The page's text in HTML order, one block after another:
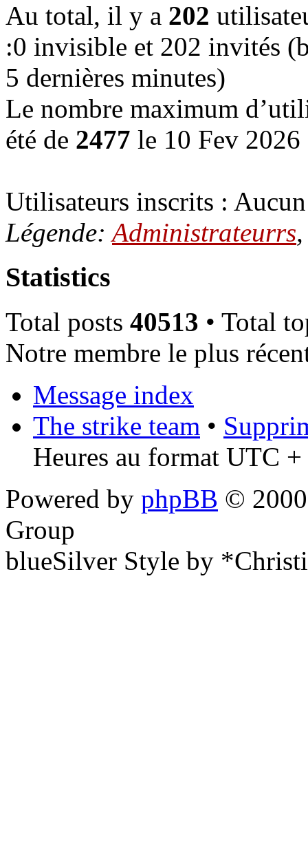
Au total, il y a 202
:0 invisible et 202 invités
5 dernières minutes)
Le nombre maximum
été de 2477 le 10 Fev
Utilisateurs inscrits :
Légende:Administrateurrs
Statistics
Total posts 40513 • Total
Notre membre le plus
Message index
The strike team •
Heures au format UTC
Powered by phpBB ©
Group
blueSilver Style by